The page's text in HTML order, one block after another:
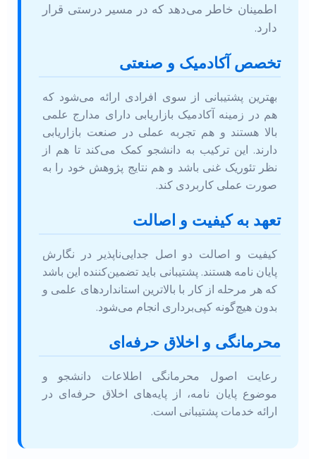
اطمینان خاطر می‌دهد که در مسیر درستی قرار
دارد.
تخصص آکادمیک و صنعتی
بهترین پشتیبانی از سوی افرادی ارائه می‌شود که
هم در زمینه آکادمیک بازاریابی دارای مدارج علمی
بالا هستند و هم تجربه عملی در صنعت بازاریابی
دارند. این ترکیب به دانشجو کمک می‌کند تا هم از
نظر تئوریک غنی باشد و هم نتایج پژوهش خود را به
صورت عملی کاربردی کند.
تعهد به کیفیت و اصالت
کیفیت و اصالت دو اصل جدایی‌ناپذیر در نگارش
پایان نامه هستند. پشتیبانی باید تضمین‌کننده این باشد
که هر مرحله از کار با بالاترین استانداردهای علمی و
بدون هیچ‌گونه کپی‌برداری انجام می‌شود.
محرمانگی و اخلاق حرفه‌ای
رعایت اصول محرمانگی اطلاعات دانشجو و
موضوع پایان نامه، از پایه‌های اخلاق حرفه‌ای در
ارائه خدمات پشتیبانی است.